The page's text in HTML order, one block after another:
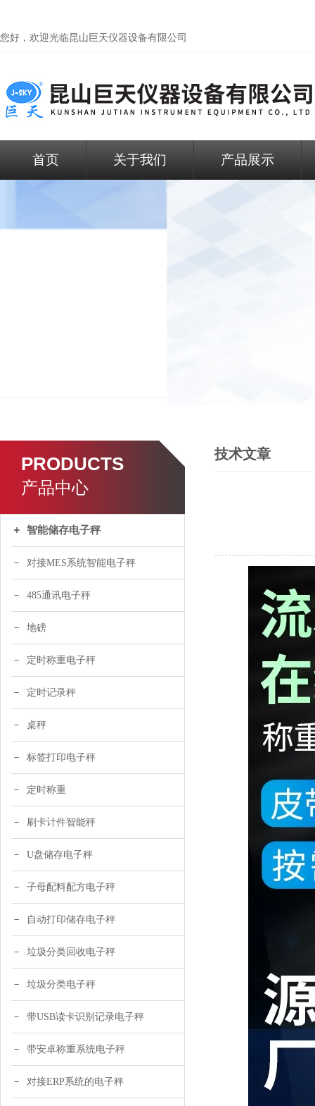
您好，欢迎光临昆山巨天仪器设备有限公司
首页 关于我们 产品展示
PRODUCTS
产品中心
智能储存电子秤
对接MES系统智能电子秤
485通讯电子秤
地磅
定时称重电子秤
定时记录秤
桌秤
标签打印电子秤
定时称重
刷卡计件智能秤
U盘储存电子秤
子母配料配方电子秤
自动打印储存电子秤
垃圾分类回收电子秤
垃圾分类电子秤
带USB读卡识别记录电子秤
带安卓称重系统电子秤
对接ERP系统的电子秤
技术文章